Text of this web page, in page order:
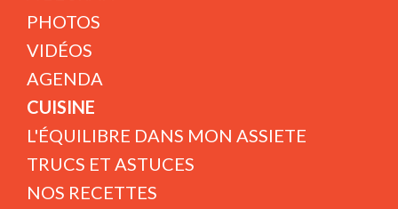
PHOTOS
VIDÉOS
AGENDA
CUISINE
L'ÉQUILIBRE DANS MON ASSIETE
TRUCS ET ASTUCES
NOS RECETTES